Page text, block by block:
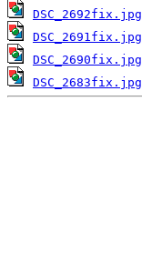
DSC_2692fix.jpg
DSC_2691fix.jpg
DSC_2690fix.jpg
DSC_2683fix.jpg